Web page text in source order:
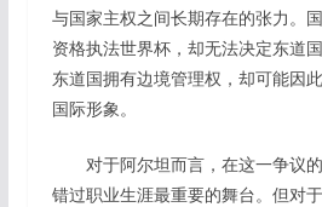
与国家主权之间长期存在的张力。
资格执法世界杯，却无法决定东道
东道国拥有边境管理权，却可能因
国际形象。
对于阿尔坦而言，在这一争议的
错过职业生涯最重要的舞台。但对